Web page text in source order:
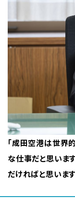
「成田空港は世界
な仕事だと思いま
だければと思います